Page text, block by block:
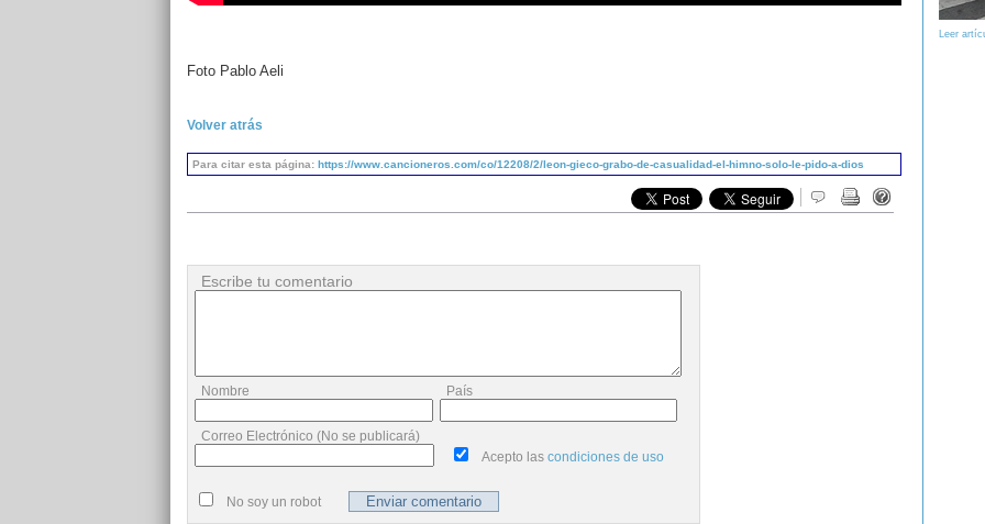
Foto Pablo Aeli
Volver atrás
Para citar esta página: https://www.cancioneros.com/co/12208/2/leon-gieco-grabo-de-casualidad-el-himno-solo-le-pido-a-dios
Escribe tu comentario
Nombre País
Correo Electrónico (No se publicará)
Acepto las condiciones de uso
No soy un robot
Leer